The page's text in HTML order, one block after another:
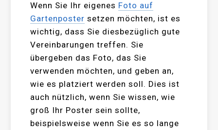
Wenn Sie Ihr eigenes Foto auf
Gartenposter setzen möchten, ist es
wichtig, dass Sie diesbezüglich gute
Vereinbarungen treffen. Sie
übergeben das Foto, das Sie
verwenden möchten, und geben an,
wie es platziert werden soll. Dies ist
auch nützlich, wenn Sie wissen, wie
groß Ihr Poster sein sollte,
beispielsweise wenn Sie es so lange